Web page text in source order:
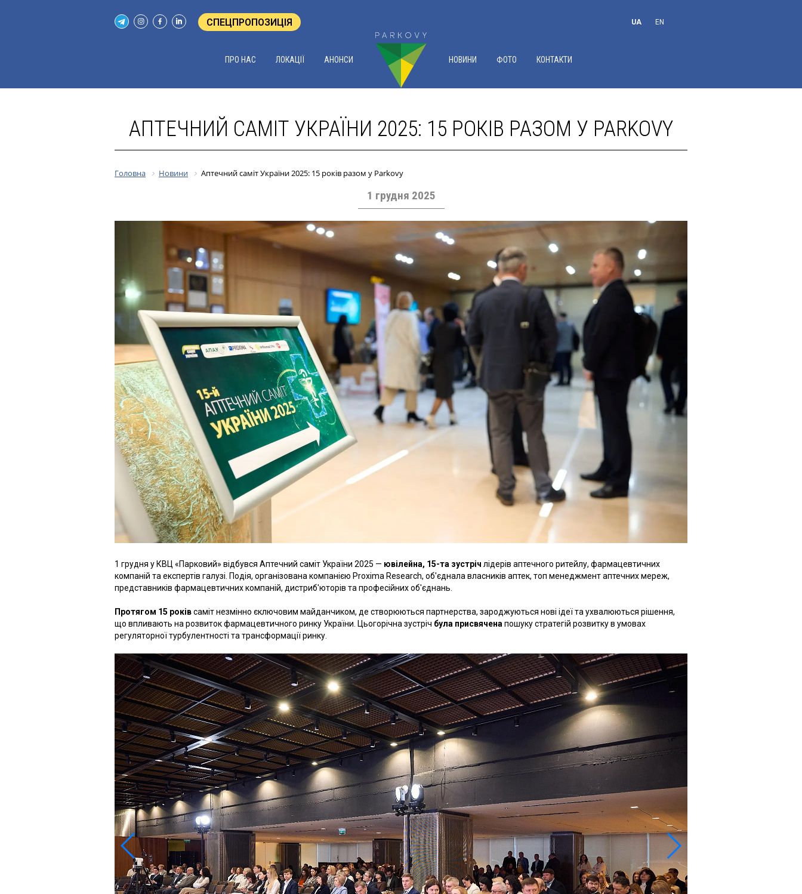
СПЕЦПРОПОЗИЦІЯ UA EN
ПРО НАС ЛОКАЦІЇ АНОНСИ НОВИНИ ФОТО КОНТАКТИ
АПТЕЧНИЙ САМІТ УКРАЇНИ 2025: 15 РОКІВ РАЗОМ У PARKOVY
Головна Новини Аптечний саміт України 2025: 15 років разом у Parkovy
1 грудня 2025
1 грудня у КВЦ «Парковий» відбувся Аптечний саміт України 2025 — ювілейна, 15-та зустріч лідерів аптечного ритейлу, фармацевтичних
компаній та експертів галузі. Подія, організована компанією Proxima Research, об'єднала власників аптек, топ менеджмент аптечних мереж,
представників фармацевтичних компаній, дистриб'юторів та професійних об'єднань.
Протягом 15 роківсаміт незмінно єключовим майданчиком, де створюються партнерства, зароджуються нові ідеї та ухвалюються рішення,
що впливають на розвиток фармацевтичного ринку України. Цьогорічна зустріч була присвячена пошуку стратегій розвитку в умовах
регуляторної турбулентності та трансформації ринку.